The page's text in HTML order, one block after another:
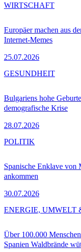
Europäer machen aus
Internet-Memes
25.07.2026
WIRTSCHAFT
Bulgariens hohe
demografische Krise
28.07.2026
GESUNDHEIT
Spanische Enklave von
ankommen
30.07.2026
POLITIK
Über 100.000
Spanien Waldbrände
ENERGIE, UMWELT